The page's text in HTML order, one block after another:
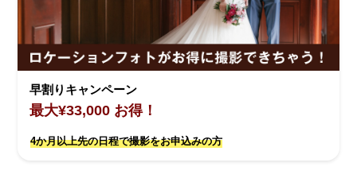
早割りキャンペーン
最大¥33,000 お得！
4か月以上先の日程で撮影をお申込みの方